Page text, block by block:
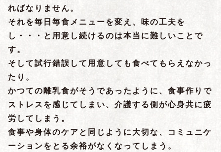
ればなりません。
それを毎日毎食メニューを変え、味の工夫を
し・・・と用意し続けるのは本当に難しいことで
す。
そして試行錯誤して用意しても食べてもらえなかっ
たり。
かつての離乳食がそうであったように、食事作りで
ストレスを感じてしまい、介護する側が心身共に疲
労してしまう。
食事や身体のケアと同じように大切な、コミュニケ
ーションをとる余裕がなくなってしまう。